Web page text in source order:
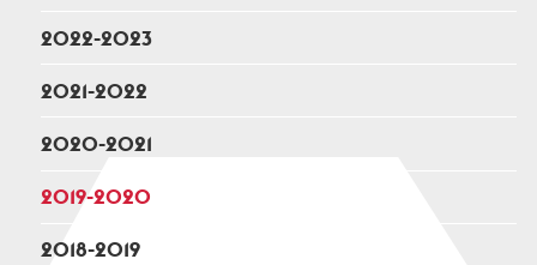
2022-2023
2021-2022
2020-2021
2019-2020
2018-2019